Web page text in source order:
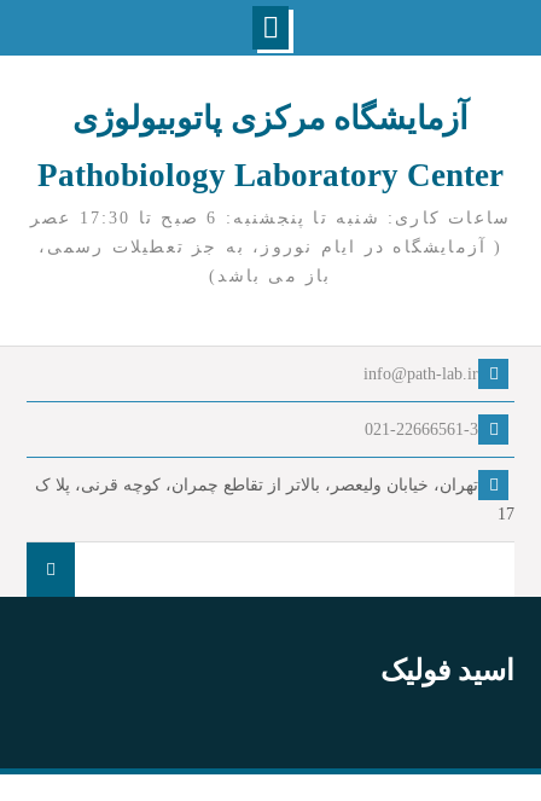
آزمایشگاه مرکزی پاتوبیولوژی
Pathobiology Laboratory Center
ساعات کاری: شنبه تا پنجشنبه: 6 صبح تا 17:30 عصر
( آزمایشگاه در ایام نوروز، به جز تعطیلات رسمی،
باز می باشد)
info@path-lab.ir
021-22666561-3
تهران، خیابان ولیعصر، بالاتر از تقاطع چمران، کوچه قرنی، پلا ک
17
اسید فولیک